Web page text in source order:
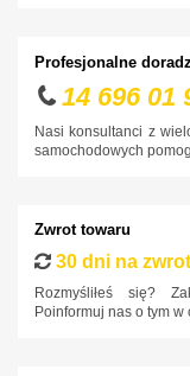
Nissan
Opel
Polestar
Renault
Profesjonalne
14 696 01
Nasi konsultanci z
samochodowych
Zwrot towaru
30 dni na zwrot
Rozmyśliłeś się?
Poinformuj nas o tym